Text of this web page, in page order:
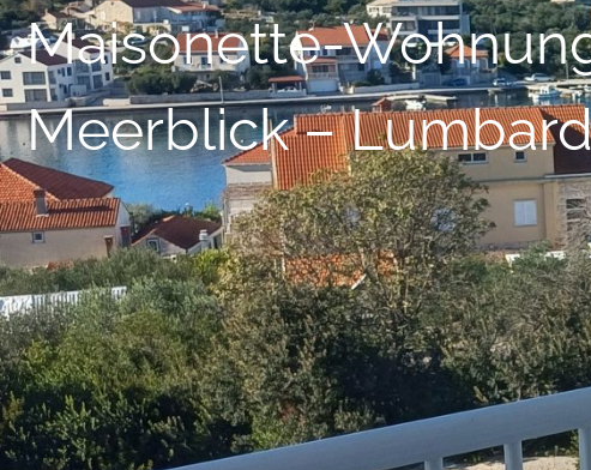
Maisonette-
Meerblick –